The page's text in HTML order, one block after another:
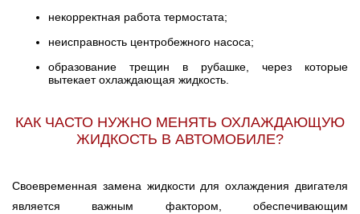
некорректная работа термостата;
неисправность центробежного насоса;
образование трещин в рубашке, через которые
вытекает охлаждающая жидкость.
КАК ЧАСТО НУЖНО МЕНЯТЬ ОХЛАЖДАЮЩУЮ
ЖИДКОСТЬ В АВТОМОБИЛЕ?
Своевременная замена жидкости для охлаждения двигателя
является важным фактором, обеспечивающим